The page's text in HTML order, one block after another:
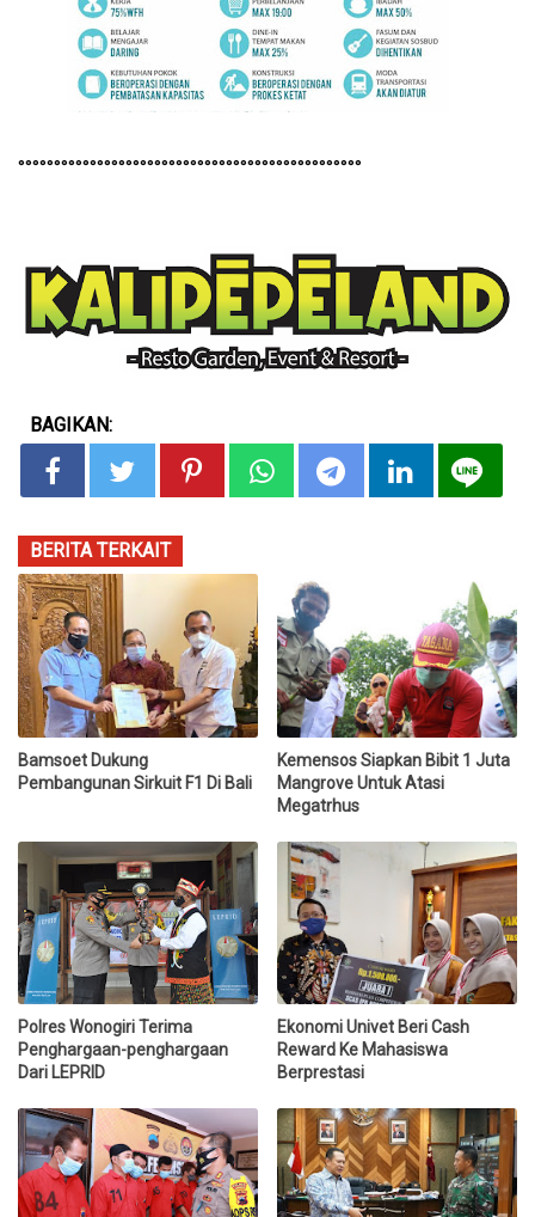
°°°°°°°°°°°°°°°°°°°°°°°°°°°°°°°°°°°°°°°°°°°°°°°°
BAGIKAN:
BERITA TERKAIT
Bamsoet Dukung
Pembangunan Sirkuit F1 Di Bali
Kemensos Siapkan Bibit 1 Juta
Mangrove Untuk Atasi
Megatrhus
Polres Wonogiri Terima
Penghargaan-penghargaan
Dari LEPRID
Ekonomi Univet Beri Cash
Reward Ke Mahasiswa
Berprestasi